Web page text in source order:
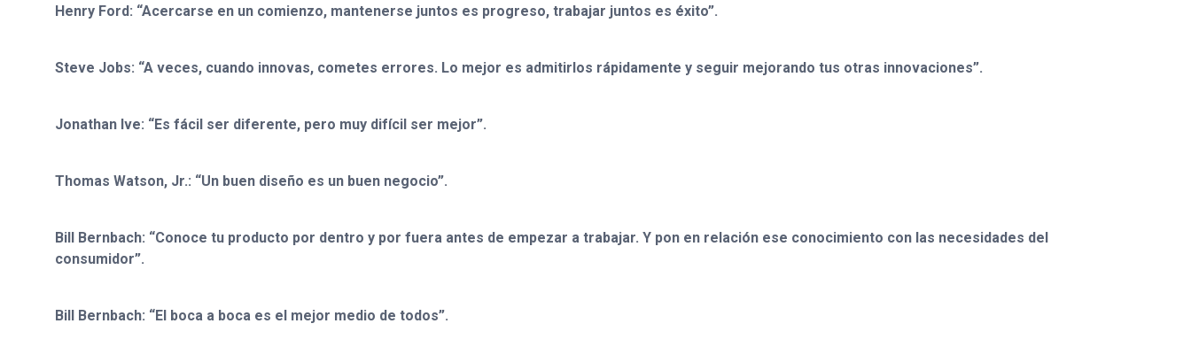
Henry Ford: “Acercarse en un comienzo, mantenerse juntos es progreso, trabajar juntos es éxito”.
Steve Jobs: “A veces, cuando innovas, cometes errores. Lo mejor es admitirlos rápidamente y seguir mejorando tus otras innovaciones”.
Jonathan Ive: “Es fácil ser diferente, pero muy difícil ser mejor”.
Thomas Watson, Jr.: “Un buen diseño es un buen negocio”.
Bill Bernbach: “Conoce tu producto por dentro y por fuera antes de empezar a trabajar. Y pon en relación ese conocimiento con las necesidades del
consumidor”.
Bill Bernbach: “El boca a boca es el mejor medio de todos”.